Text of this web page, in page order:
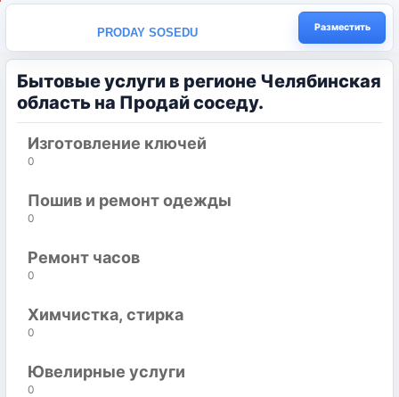
PRODAY SOSEDU Разместить
Бытовые услуги в регионе Челябинская
область на Продай соседу.
Изготовление ключей
0
Пошив и ремонт одежды
0
Ремонт часов
0
Химчистка, стирка
0
Ювелирные услуги
0